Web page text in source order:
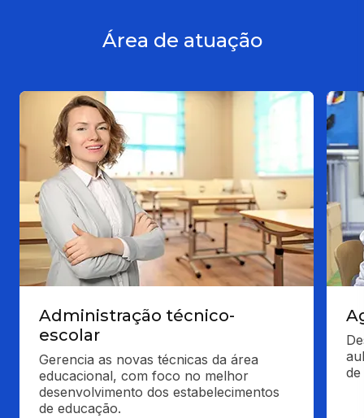
Área de atuação
Administração técnico-
escolar
Gerencia as novas técnicas da área
educacional, com foco no melhor
desenvolvimento dos estabelecimentos
de educação.
de